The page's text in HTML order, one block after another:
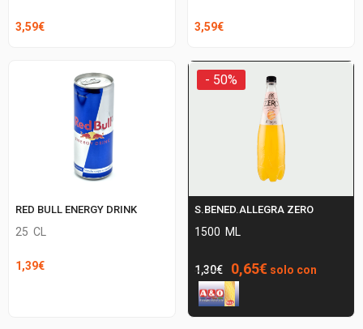
3,59€ 3,59€
RED BULL ENERGY DRINK
25 CL
1,39€
- 50%
S.BENED.ALLEGRA ZERO
1500 ML
1,30€
Il
prezzo
originale
era:
0,65€Il
è:
solo con